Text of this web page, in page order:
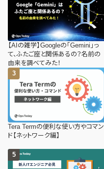
【AIの雑学】Googleの「Gemini」っ
て、ふたご座と関係あるの？名前の
由来を調べてみた！
Tera Termの便利な使い方やコマン
ド【ネットワーク編】